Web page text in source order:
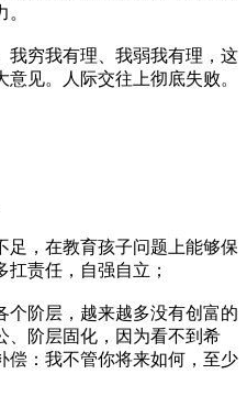
我穷我有理、我弱我有理，这
见。人际交往上彻底失败。
足，在教育孩子问题上能够保
责任，自强自立；
个阶层，越来越多没有创富的
、阶层固化，因为看不到希
偿：我不管你将来如何，至少